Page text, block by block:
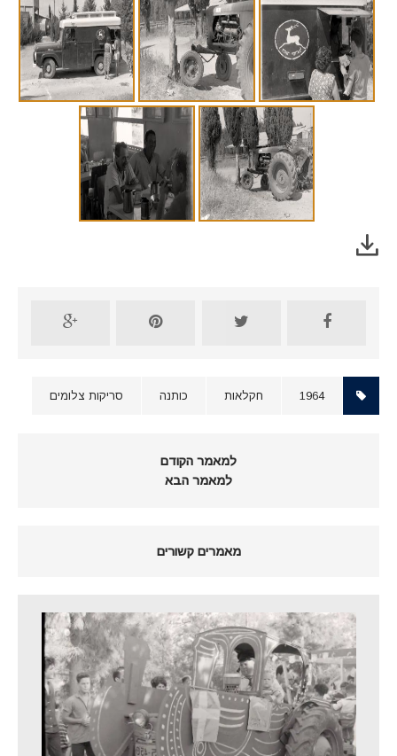
1964 חקלאות כותנה סריקות צלומים
למאמר הקודם
למאמר הבא
מאמרים קשורים